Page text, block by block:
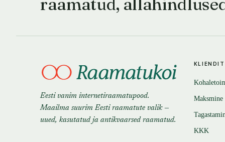
Eesti vanim internetiraamatupood.
Maailma suurim Eesti raamatute valik —
uued, kasutatud ja antikvaarsed raamatud.
Maksmine
KKK